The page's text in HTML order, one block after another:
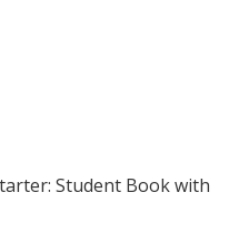
Student Book with